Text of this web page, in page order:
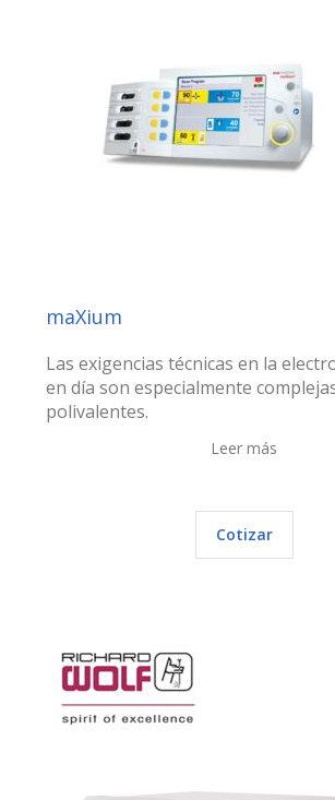
maXium
Las exigencias técnicas en la
en día son especialmente
polivalentes.
Leer más
Cotizar